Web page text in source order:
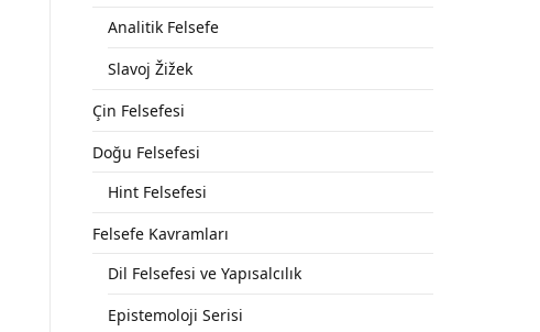
Analitik Felsefe
Slavoj Žižek
Çin Felsefesi
Doğu Felsefesi
Hint Felsefesi
Felsefe Kavramları
Dil Felsefesi ve Yapısalcılık
Epistemoloji Serisi